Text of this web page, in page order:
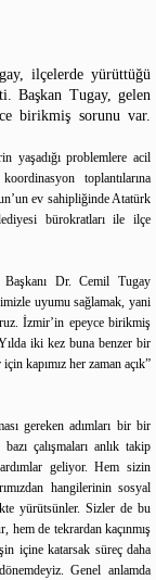
ilçelerde yürüttüğü
Başkan Tugay, gelen
birikmiş sorunu var.
yaşadığı problemlere acil
toplantılarına
ev sahipliğinde Atatürk
bürokratları ile ilçe
Başkanı Dr. Cemil Tugay
uyumu sağlamak, yani
İzmir’in epeyce birikmiş
iki kez buna benzer bir
kapımız her zaman açık”
gereken adımları bir bir
çalışmaları anlık takip
geliyor. Hem sizin
hangilerinin sosyal
yürütsünler. Sizler de bu
hem de tekrardan kaçınmış
içine katarsak süreç daha
Genel anlamda